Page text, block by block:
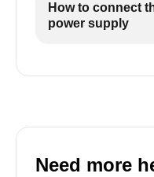
How to connect
power supply
Need more